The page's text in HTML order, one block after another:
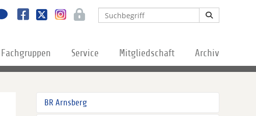
Fachgruppen Service Mitgliedschaft Archiv
BR Arnsberg